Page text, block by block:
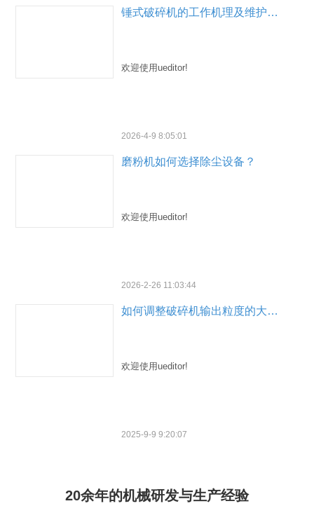
锤式破碎机的工作机理及维护有哪些要点？
欢迎使用ueditor!
2026-4-9 8:05:01
磨粉机如何选择除尘设备？
欢迎使用ueditor!
2026-2-26 11:03:44
如何调整破碎机输出粒度的大小？
欢迎使用ueditor!
2025-9-9 9:20:07
20余年的机械研发与生产经验